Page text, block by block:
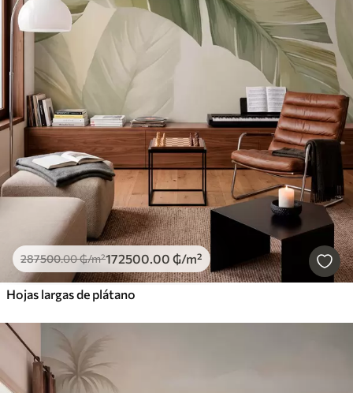
287500.00₲/m²172500.00 ₲/m²
Hojas largas de plátano